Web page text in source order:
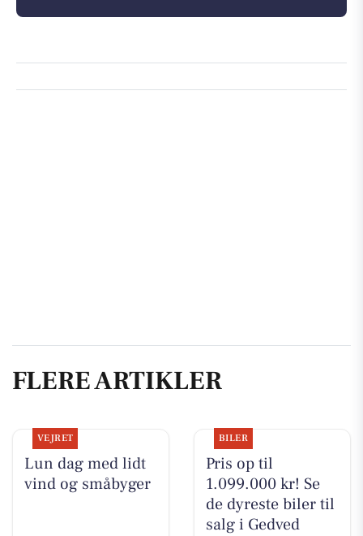
FLERE ARTIKLER
VEJRET
Lun dag med lidt
vind og småbyger
BILER
Pris op til
1.099.000 kr! Se
de dyreste biler til
salg i Gedved